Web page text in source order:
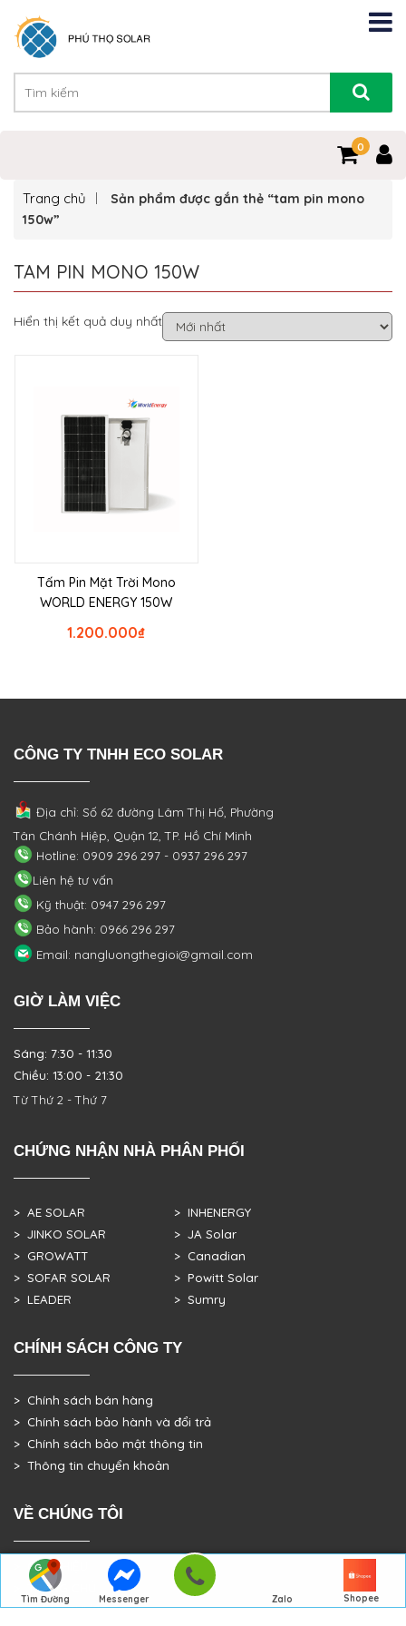
0
Tìm Đường
Messenger
Zalo Shopee
Trang chủ
Sản phẩm được gắn thẻ “tam pin mono
150w”
TAM PIN MONO 150W
Hiển thị kết quả duy nhất
Tấm Pin Mặt Trời Mono
WORLD ENERGY 150W
₫
1.200.000
CÔNG TY TNHH ECO SOLAR
Địa chỉ: Số 62 đường Lâm Thị Hố, Phường
Tân Chánh Hiệp, Quận 12, TP. Hồ Chí Minh
Hotline: 0909 296 297 - 0937 296 297
Liên hệ tư vấn
Kỹ thuật: 0947 296 297
Bảo hành: 0966 296 297
Email: nangluongthegioi@gmail.com
GIỜ LÀM VIỆC
Sáng: 7:30 - 11:30
Chiều: 13:00 - 21:30
Từ Thứ 2 - Thứ 7
CHỨNG NHẬN NHÀ PHÂN PHỐI
> AE SOLAR
> JINKO SOLAR
> GROWATT
> SOFAR SOLAR
> LEADER
> INHENERGY
> JA Solar
> Canadian
> Powitt Solar
> Sumry
CHÍNH SÁCH CÔNG TY
> Chính sách bán hàng
> Chính sách bảo hành và đổi trả
> Chính sách bảo mật thông tin
> Thông tin chuyển khoản
VỀ CHÚNG TÔI
> GIỚI THIỆU
> TRANG CHỦ
> DỰ ÁN THỰC TẾ